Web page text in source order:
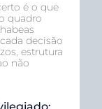
é o que
quadro
decisão
estrutura
não